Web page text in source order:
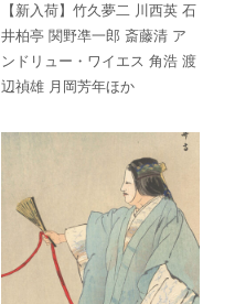
【新入荷】竹久夢二 川西英 石
井柏亭 関野凖一郎 斎藤清 ア
ンドリュー・ワイエス 角浩 渡
辺禎雄 月岡芳年ほか